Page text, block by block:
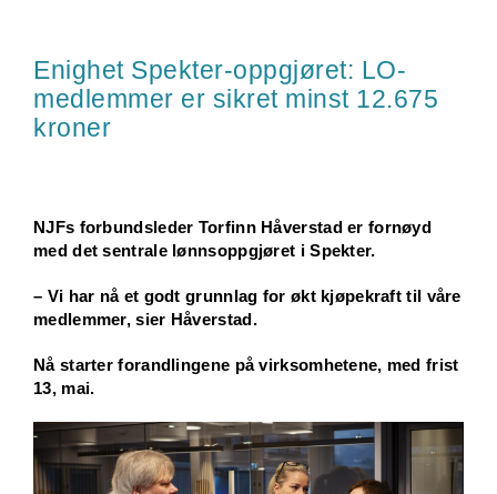
Enighet Spekter-oppgjøret: LO-
medlemmer er sikret minst 12.675
kroner
NJFs forbundsleder Torfinn Håverstad er fornøyd
med det sentrale lønnsoppgjøret i Spekter.
– Vi har nå et godt grunnlag for økt kjøpekraft til våre
medlemmer, sier Håverstad.
Nå starter forandlingene på virksomhetene, med frist
13, mai.